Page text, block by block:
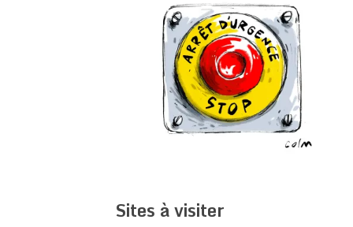
Sites à visiter